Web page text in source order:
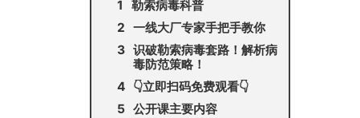
勒索病毒科普
一线大厂专家手把手教你
识破勒索病毒套路！解析病
毒防范策略！
👇立即扫码免费观看👇
公开课主要内容